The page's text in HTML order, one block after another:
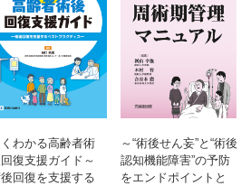
管障害 藤野雄次
理学療法総論
障害に対する理学療法
患者 立松典篤
総論
者の理学療法
くわかる高齢者術
復支援ガイド～
回復を支援する
～“術後せん妄”と“術後
認知機能障害”の予防
をエンドポイントと